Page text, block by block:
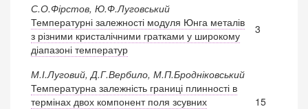
С.О.Фірстов, Ю.Ф.Луговський
Температурні залежності модуля Юнга металів
з різними кристалічними гратками у широкому
діапазоні температур
3
М.І.Луговий, Д.Г.Вербило, М.П.Бродніковський
Температурна залежність границі плинності в
термінах двох компонент поля зсувних
15